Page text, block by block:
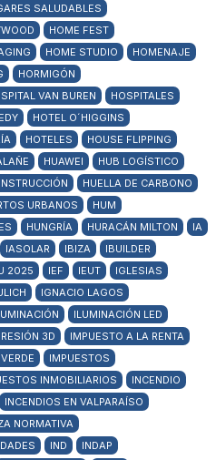
SALUDABLES
HOME FEST
HOME STUDIO
HOMENAJE
HORMIGÓN
VAN BUREN
HOSPITALES
HOTEL O´HIGGINS
HOTELES
HOUSE FLIPPING
HUAWEI
HUB LOGÍSTICO
HUELLA DE CARBONO
URBANOS
HUM
HUNGRÍA HURACÁN MILTON
IA
IASOLAR IBIZA
IBUILDER
2025 IEF IEUT
IGLESIAS
IGNACIO LAGOS
ILUMINACIÓN LED
3D
IMPUESTO A LA RENTA
IMPUESTOS
INMOBILIARIOS
INCENDIO
INCENDIOS EN VALPARAÍSO
NORMATIVA
IND
INDAP